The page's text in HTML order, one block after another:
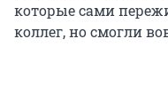
которые сами
коллег, но смогли